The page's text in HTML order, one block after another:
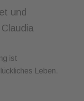
ist
Leben.